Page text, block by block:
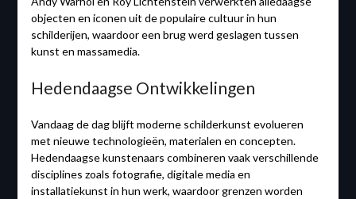
objecten en iconen uit de populaire cultuur in hun
schilderijen, waardoor een brug werd geslagen tussen
kunst en massamedia.
Hedendaagse Ontwikkelingen
Vandaag de dag blijft moderne schilderkunst evolueren
met nieuwe technologieën, materialen en concepten.
Hedendaagse kunstenaars combineren vaak verschillende
disciplines zoals fotografie, digitale media en
installatiekunst in hun werk, waardoor grenzen worden